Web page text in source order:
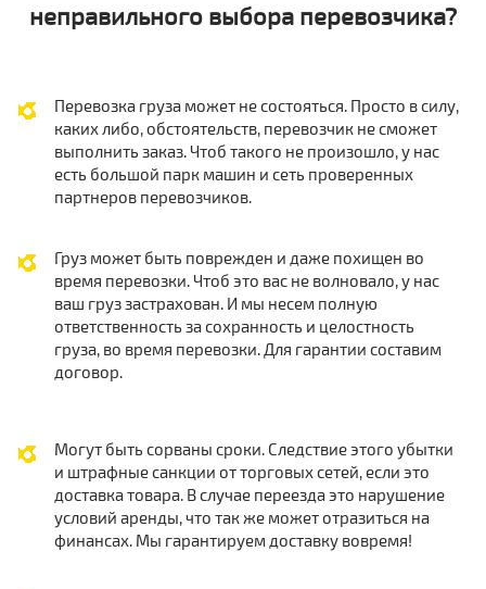
неправильного выбора перевозчика?
Перевозка груза может не состояться. Просто в силу,
каких либо, обстоятельств, перевозчик не сможет
выполнить заказ. Чтоб такого не произошло, у нас
есть большой парк машин и сеть проверенных
партнеров перевозчиков.
Груз может быть поврежден и даже похищен во
время перевозки. Чтоб это вас не волновало, у нас
ваш груз застрахован. И мы несем полную
ответственность за сохранность и целостность
груза, во время перевозки. Для гарантии составим
договор.
Могут быть сорваны сроки. Следствие этого убытки
и штрафные санкции от торговых сетей, если это
доставка товара. В случае переезда это нарушение
условий аренды, что так же может отразиться на
финансах. Мы гарантируем доставку вовремя!